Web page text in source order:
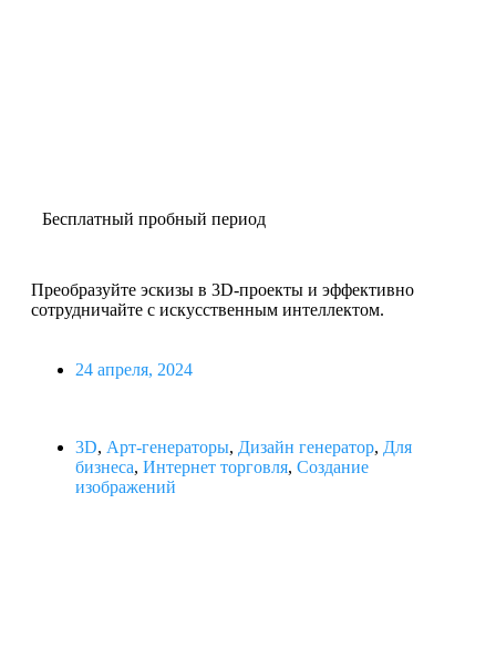
Бесплатный пробный период
Преобразуйте эскизы в 3D-проекты и эффективно
сотрудничайте с искусственным интеллектом.
24 апреля, 2024
3D, Арт-генераторы, Дизайн генератор, Для
бизнеса, Интернет торговля, Создание
изображений